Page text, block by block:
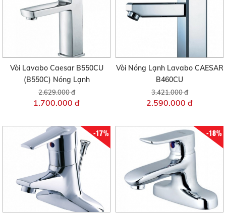
Vòi Lavabo Caesar B550CU
(B550C) Nóng Lạnh
2.629.000 đ
1.700.000 đ
Vòi Nóng Lạnh Lavabo CAESAR
B460CU
3.421.000 đ
2.590.000 đ
-17% -18%